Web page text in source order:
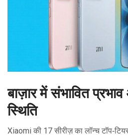
बाज़ार में संभावित प्रभाव
स्थिति
Xiaomi की 17 सीरीज़ का लॉन्च